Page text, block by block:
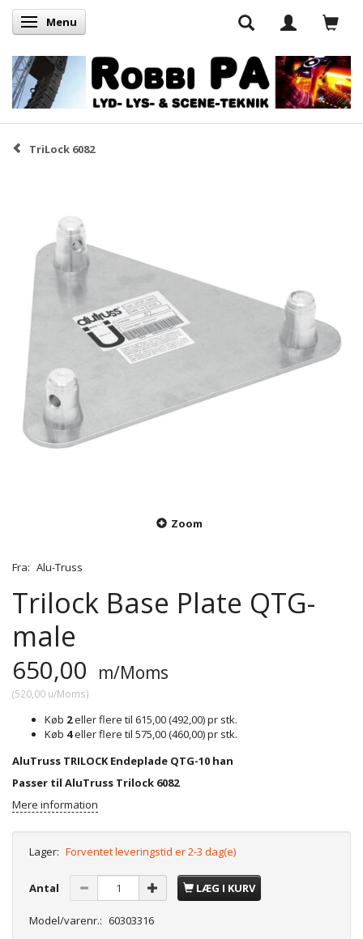
Skifte navigation
Menu
TriLock 6082
Zoom
Fra: Alu-Truss
Trilock Base Plate QTG-
male
650,00 m/Moms
(520,00 u/Moms)
Køb 2eller flere til 615,00(492,00)pr stk.
Køb 4eller flere til 575,00(460,00)pr stk.
AluTruss TRILOCK Endeplade QTG-10 han
Passer til AluTruss Trilock 6082
Mere information
Lager: Forventet leveringstid er 2-3 dag(e)
Antal LÆG I KURV
Model/varenr.: 60303316